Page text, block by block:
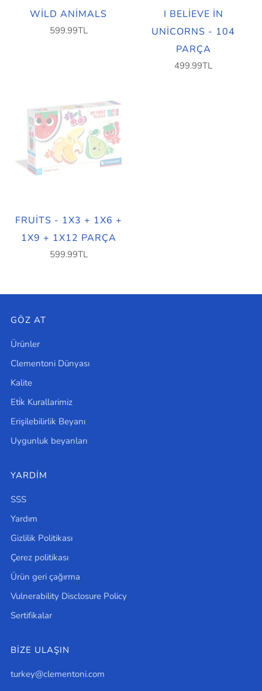
WILD ANIMALS
599.99TL
I BELIEVE IN
UNICORNS - 104
PARÇA
499.99TL
FRUITS - 1X3 + 1X6 +
1X9 + 1X12 PARÇA
599.99TL
GÖZ AT
Ürünler
Clementoni Dünyası
Kalite
Eti̇k Kurallarimiz
Erişilebilirlik Beyanı
Uygunluk beyanları
YARDIM
SSS
Yardım
Gizlilik Politikası
Çerez politikası
Ürün geri çağırma
Vulnerability Disclosure Policy
Sertifikalar
BİZE ULAŞIN
turkey@clementoni.com